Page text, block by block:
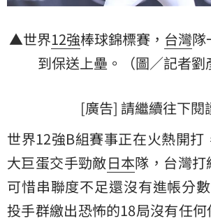
▲世界12強棒球錦標賽， 台灣隊
到保送上壘。（圖／記者劉
[廣告] 請繼續往下
世界12強B組賽事正在火熱開打
大巨蛋交手勁敵日本隊，台灣打
可惜串聯度不足還沒有進帳分
投手群繳出恐怖的18局沒有任